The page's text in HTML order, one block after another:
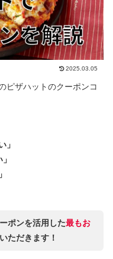
2025.03.05
ピザハットのクーポンコ
」
ポンを活用した最もお
ただきます！